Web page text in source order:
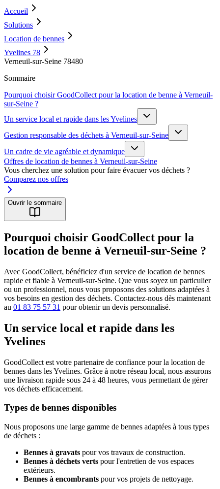
Accueil
Solutions
Location de bennes
Yvelines 78
Verneuil-sur-Seine 78480
Sommaire
Pourquoi choisir GoodCollect pour la location de benne à Verneuil-
sur-Seine ?
Un service local et rapide dans les Yvelines
Gestion responsable des déchets à Verneuil-sur-Seine
Un cadre de vie agréable et dynamique
Offres de location de bennes à Verneuil-sur-Seine
Vous cherchez une solution pour faire évacuer vos déchets ?
Comparez nos offres
Ouvrir le sommaire
Pourquoi choisir GoodCollect pour la
location de benne à Verneuil-sur-Seine ?
Avec GoodCollect, bénéficiez d'un service de location de bennes
rapide et fiable à Verneuil-sur-Seine. Que vous soyez un particulier
ou un professionnel, nous vous proposons des solutions adaptées à
vos besoins en gestion des déchets. Contactez-nous dès maintenant
au 01 83 75 57 31 pour obtenir un devis personnalisé.
Un service local et rapide dans les
Yvelines
GoodCollect est votre partenaire de confiance pour la location de
bennes dans les Yvelines. Grâce à notre réseau local, nous assurons
une livraison rapide sous 24 à 48 heures, vous permettant de gérer
vos déchets efficacement.
Types de bennes disponibles
Nous proposons une large gamme de bennes adaptées à tous types
de déchets :
Bennes à gravats pour vos travaux de construction.
Bennes à déchets verts pour l'entretien de vos espaces
extérieurs.
Bennes à encombrants pour vos projets de nettoyage.